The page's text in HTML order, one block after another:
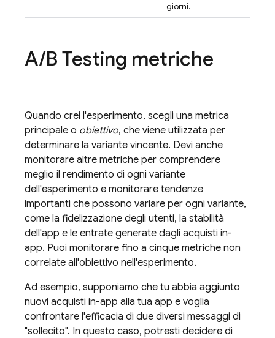
giorni.
A/B Testing metriche
Quando crei l'esperimento, scegli una metrica
principale o obiettivo, che viene utilizzata per
determinare la variante vincente. Devi anche
monitorare altre metriche per comprendere
meglio il rendimento di ogni variante
dell'esperimento e monitorare tendenze
importanti che possono variare per ogni variante,
come la fidelizzazione degli utenti, la stabilità
dell'app e le entrate generate dagli acquisti in-
app. Puoi monitorare fino a cinque metriche non
correlate all'obiettivo nell'esperimento.
Ad esempio, supponiamo che tu abbia aggiunto
nuovi acquisti in-app alla tua app e voglia
confrontare l'efficacia di due diversi messaggi di
"sollecito". In questo caso, potresti decidere di